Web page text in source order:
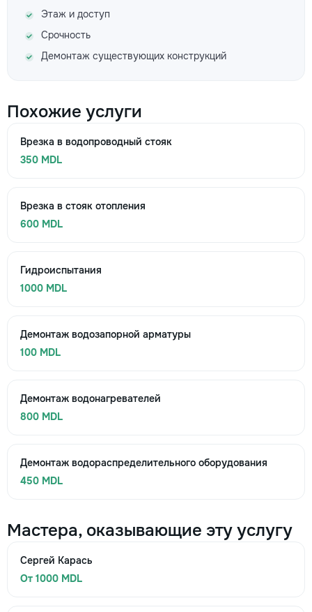
Этаж и доступ
Срочность
Демонтаж существующих конструкций
Похожие услуги
Врезка в водопроводный стояк
350 MDL
Врезка в стояк отопления
600 MDL
Гидроиспытания
1000 MDL
Демонтаж водозапорной арматуры
100 MDL
Демонтаж водонагревателей
800 MDL
Демонтаж водораспределительного оборудования
450 MDL
Мастера, оказывающие эту услугу
Сергей Карась
От 1000 MDL